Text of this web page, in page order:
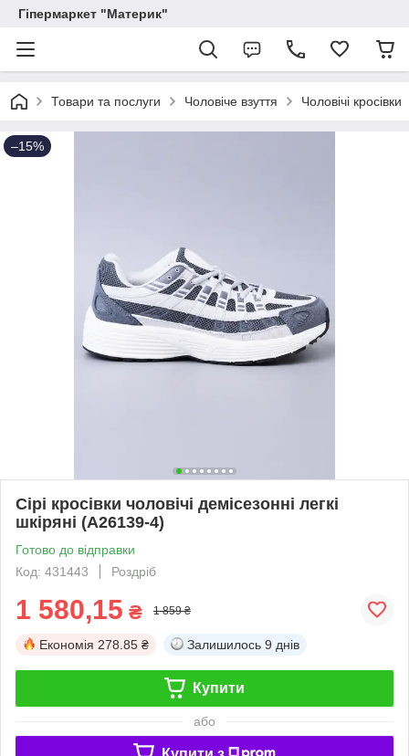
Гіпермаркет "Материк"
Товари та послуги Чоловіче взуття Чоловічі кросівки
–15%
Сірі кросівки чоловічі демісезонні легкі
шкіряні (A26139-4)
Готово до відправки
Код: 431443
Роздріб
1 580,15 ₴ 1 859 ₴
Економія 278.85 ₴ Залишилось 9 днів
Купити
або